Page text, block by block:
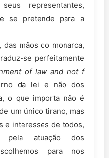
representantes,
se pretende para a
mãos do monarca,
se perfeitamente
of law and not f
da lei e não dos
o que importa não é
um único tirano, mas
e interesses de todos,
pela atuação dos
para nos